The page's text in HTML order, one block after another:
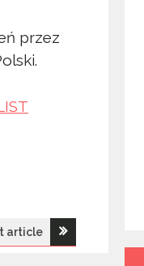
przez
article